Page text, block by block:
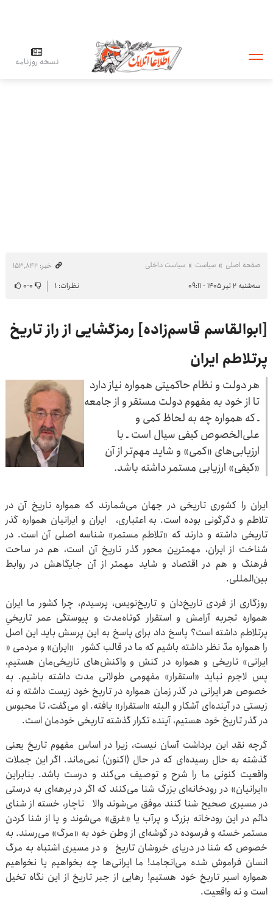
نسخه روزنامه
صفحه اصلی سیاست سیاست داخلی
خبر: ۱۵۳٬۸۴۲
سه‌شنبه ۲ تیر ۱۴۰۵ - ۰۹:۱۱
نظرات: ۱ ۰-۰
[ابوالقاسم قاسم‌زاده] رمزگشایی از راز تاریخ
پرتلاطم ایران
هر دولت و نظام حاکمیتی همواره نیاز دارد
تا از خود به مفهوم دولت مستقر و از جامعه
ـ که همواره چه به لحاظ کمی و
علی‌الخصوص کیفی سیال است ـ با
ارزیابی‌های «کمی» و شاید مهم‌تر از آن
«کیفی» ارزیابی مستمر داشته باشد.
ایران را کشوری تاریخی در جهان می‌شمارند که همواره تاریخ آن در
تلاطم و دگرگونی بوده است. به اعتباری، ایران و ایرانیان همواره گذر
تاریخی داشته و دارند که «تلاطم مستمر» شناسه اصلی آن است. در
شناخت از ایران، مهمترین محور گذر تاریخ آن است، هم در ساحت
فرهنگ و هم در اقتصاد و شاید مهمتر از آن‌ جایگاهش در روابط
بین‌المللی.
روزگاری از فردی تاریخ‌دان و تاریخ‌نویس، پرسیدم، چرا کشور ما ایران
همواره تجربه آرامش و استقرار کوتاه‌مدت و پیوستگی عمر تاریخیِ
پرتلاطم داشته است؟ پاسخ داد برای پاسخ به این پرسش باید این اصل
را همواره مدّ نظر داشته باشیم که ما در قالب کشور «ایران» و مردمی «
ایرانی» تاریخی و همواره در کنش و واکنش‌های تاریخی‌مان هستیم،
پس لاجرم نباید «استقرار» مفهومی طولانی مدت داشته باشیم. به
خصوص هر ایرانی در گذر زمان همواره در تاریخ خود زیست داشته و نه
زیستی در آینده‌ای آشکار و البته «استقرار» یافته. او می‌گفت، تا محبوس
در گذر تاریخ خود هستیم، آینده تکرار گذشته تاریخی خودمان است.
گرچه نقد این برداشت آسان نیست، زیرا در اساس مفهوم تاریخ یعنی
گذشته به حال رسیده‌ای که در حال (اکنون) نمی‌ماند. اگر این جملات
واقعیت کنونی ما را شرح و توصیف می‌کند و درست باشد. بنابراین
«ایرانیان» در رودخانه‌ای بزرگ شنا می‌کنند که اگر در برهه‌ای به درستی
در مسیری صحیح شنا کنند موفق می‌شوند والا ناچار، خسته از شنای
دائم در این رودخانه بزرگ و پرآب یا «غرق» می‌شوند و یا از شنا کردن
مستمر خسته و فرسوده در گوشه‌ای از وطن خود به «مرگ» می‌رسند. به
خصوص که شنا در دریای خروشان تاریخ و در مسیری اشتباه به مرگ
انسان فراموش شده می‌انجامد! ما ایرانی‌ها چه بخواهیم یا نخواهیم
همواره اسیر تاریخ خود هستیم! رهایی از جبر تاریخ از این نگاه تخیل
است و نه واقعیت.